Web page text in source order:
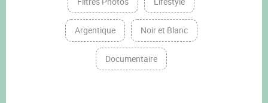
Argentique Noir et Blanc
Documentaire